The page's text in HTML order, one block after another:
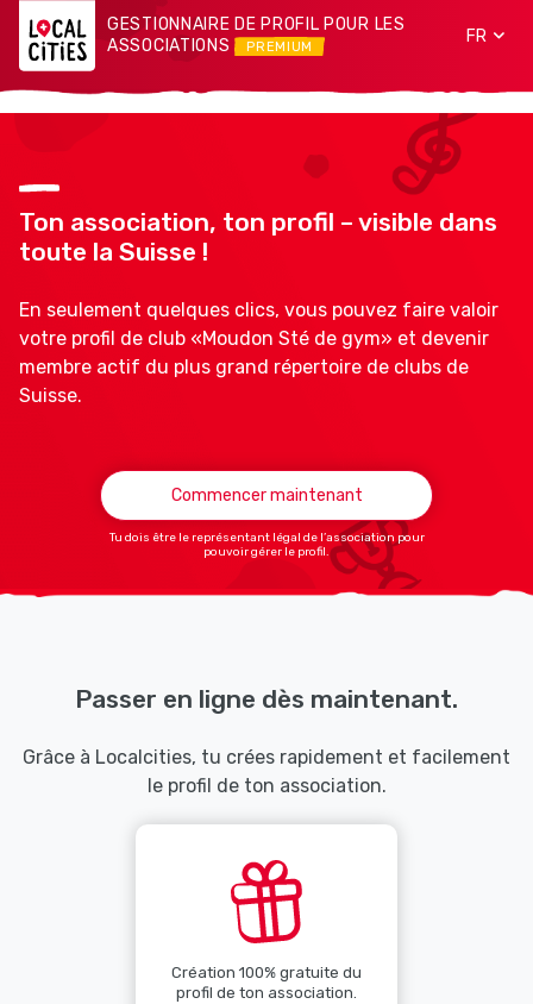
GESTIONNAIRE DE PROFIL POUR LES
ASSOCIATIONS
PREMIUM
FR
Ton association, ton profil – visible dans
toute la Suisse !
En seulement quelques clics, vous pouvez faire valoir
votre profil de club «Moudon Sté de gym» et devenir
membre actif du plus grand répertoire de clubs de
Suisse.
Commencer maintenant
Tu dois être le représentant légal de l’association pour
pouvoir gérer le profil.
Passer en ligne dès maintenant.
Grâce à Localcities, tu crées rapidement et facilement
le profil de ton association.
Création 100% gratuite du
profil de ton association.